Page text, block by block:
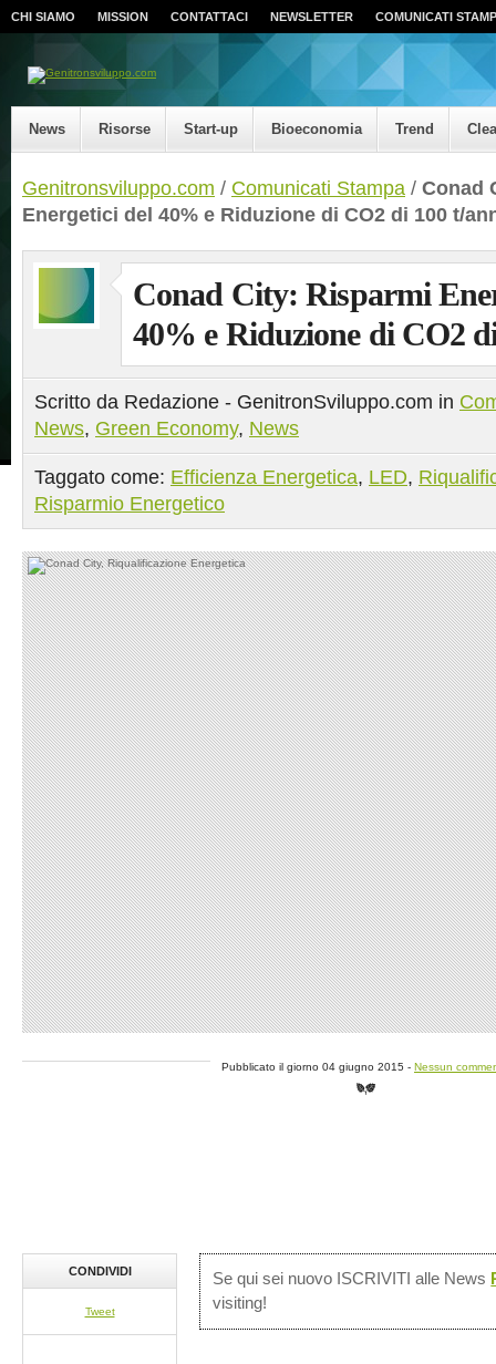
CHI SIAMO MISSION CONTATTACI NEWSLETTER COMUNICATI
News Risorse Start-up Bioeconomia Trend
Genitronsviluppo.com / Comunicati Stampa / Conad
Energetici del 40% e Riduzione di CO2 di 100 t/
Conad City: Risparmi
40% e Riduzione di CO2
Scritto da Redazione - GenitronSviluppo.com in
News, Green Economy, News
Taggato come: Efficienza Energetica, LED,
Risparmio Energetico
Pubblicato il giorno 04 giugno 2015 - Nessun
Se qui sei nuovo ISCRIVITI alle News
visiting!
CONDIVIDI
Tweet